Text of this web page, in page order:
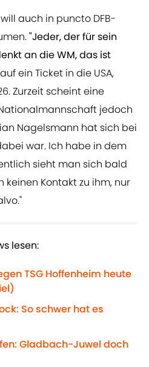
auch in puncto DFB-
"Jeder, der für sein
an die WM, das ist
ein Ticket in die USA,
Zurzeit scheint eine
jedoch
Nagelsmann hat sich bei
war. Ich habe in dem
sieht man sich bald
keinen Kontakt zu ihm, nur
lesen:
TSG Hoffenheim heute
So schwer hat es
Gladbach-Juwel doch